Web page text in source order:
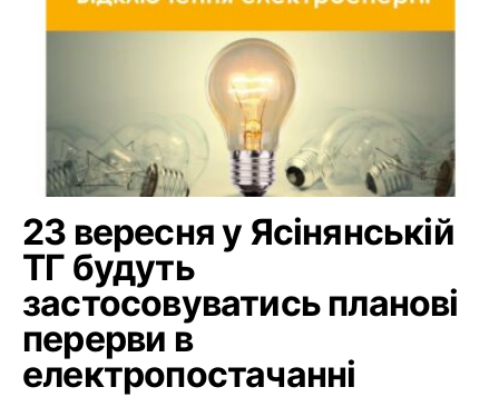
23 вересня у Ясінянській
ТГ будуть
застосовуватись планові
перерви в
електропостачанні